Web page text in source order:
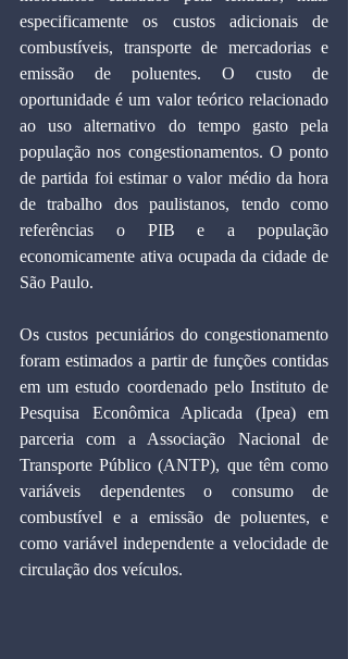
especificamente os custos adicionais de
combustíveis, transporte de mercadorias e
emissão de poluentes. O custo de
oportunidade é um valor teórico relacionado
ao uso alternativo do tempo gasto pela
população nos congestionamentos. O ponto
de partida foi estimar o valor médio da hora
de trabalho dos paulistanos, tendo como
referências o PIB e a população
economicamente ativa ocupada da cidade de
São Paulo.
Os custos pecuniários do congestionamento
foram estimados a partir de funções contidas
em um estudo coordenado pelo Instituto de
Pesquisa Econômica Aplicada (Ipea) em
parceria com a Associação Nacional de
Transporte Público (ANTP), que têm como
variáveis dependentes o consumo de
combustível e a emissão de poluentes, e
como variável independente a velocidade de
circulação dos veículos.